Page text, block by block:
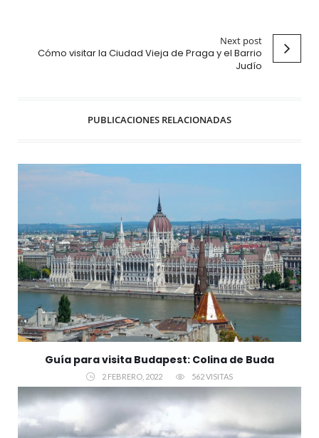
Next post
Cómo visitar la Ciudad Vieja de Praga y el Barrio
Judío
PUBLICACIONES RELACIONADAS
Guía para visita Budapest: Colina de Buda
2 FEBRERO, 2022 562 VISITAS